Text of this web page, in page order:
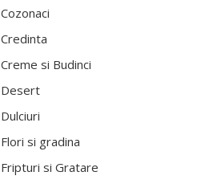
Cozonaci
Credinta
Creme si Budinci
Desert
Dulciuri
Flori si gradina
Fripturi si Gratare